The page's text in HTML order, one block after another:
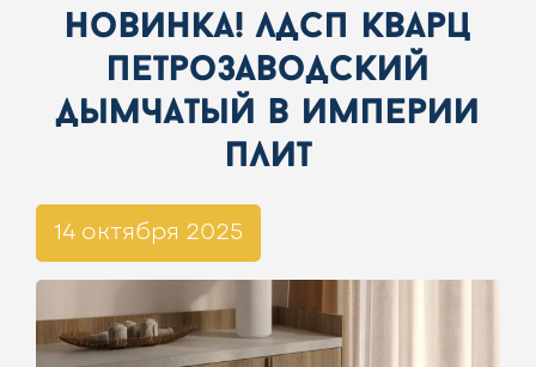
новинка! лдсп кварц
петрозаводский
дымчатый в империи
плит
14 октября 2025